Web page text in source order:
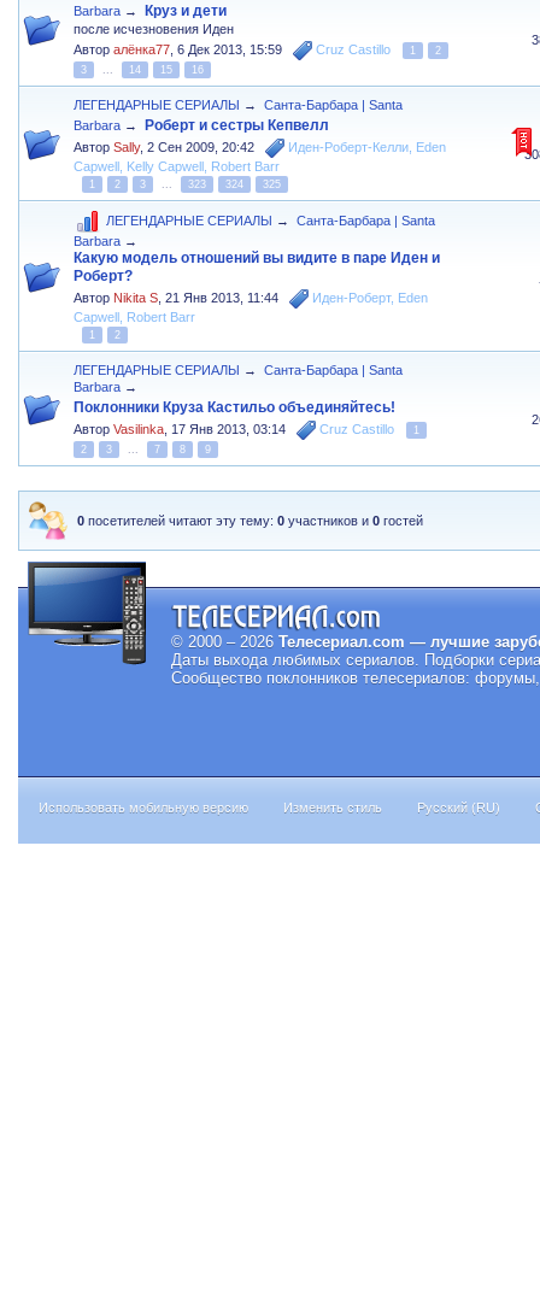
Barbara → Круз и дети
после исчезновения Иден
Авторалёнка77 ,6 Дек 2013, 15:59 Cruz Castillo 1
2
3
... 14 15 16
ЛЕГЕНДАРНЫЕ СЕРИАЛЫ →
Санта-Барбара | Santa
Barbara → Роберт и сестры Кепвелл
АвторSally,2 Сен 2009, 20:42 Иден-Роберт-Келли Eden
Capwell Kelly Capwell Robert Barr
1 2 3 ... 323 324 325
ЛЕГЕНДАРНЫЕ СЕРИАЛЫ →
Санта-Барбара | Santa
Barbara →
Какую модель отношений вы видите в паре Иден и
Роберт?
Автор Nikita S ,21 Янв 2013, 11:44 Иден-Роберт, Eden
Capwell Robert Barr
1 2
ЛЕГЕНДАРНЫЕ СЕРИАЛЫ →
Санта-Барбара | Santa
Barbara →
Поклонники Круза Кастильо объединяйтесь!
АвторVasilinka 17 Янв 2013, 03:14 Cruz Castillo
1
2
3 ... 7 8 9
0 посетителей читают эту тему:0 участников и0 гостей
© 2000 – 2026 Телесериал.com — лучшие
Даты выхода любимых сериалов.
Подборки
Сообщество поклонников телесериалов:
Использовать мобильную версию Изменить стиль Русский (RU)